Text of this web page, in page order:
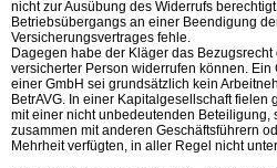
nicht zur Ausübung des Widerrufs
Betriebsübergangs an einer Beendigung
Versicherungsvertrages fehle.
Dagegen habe der Kläger das
versicherter Person widerrufen können. Ein
einer GmbH sei grundsätzlich kein
BetrAVG. In einer Kapitalgesellschaft fielen
mit einer nicht unbedeutenden Beteiligung,
zusammen mit anderen Geschäftsführern
Mehrheit verfügten, in aller Regel nicht